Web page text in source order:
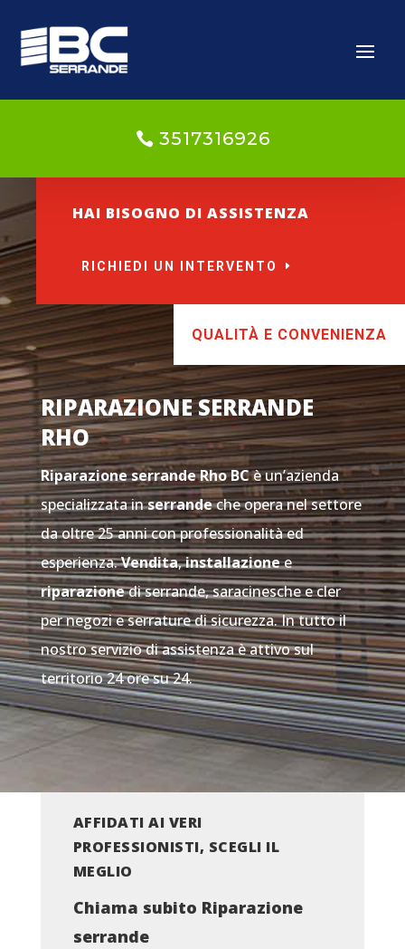
3517316926
HAI BISOGNO DI ASSISTENZA
RICHIEDI UN INTERVENTO
QUALITÀ E CONVENIENZA
RIPARAZIONE SERRANDE
RHO
Riparazione serrande RhoBCè un’azienda
specializzata inserrandeche opera nel settore
da oltre 25 anni con professionalità ed
esperienza.Vendita,installazionee
riparazionedi serrande, saracinesche e cler
per negozi e serrature di sicurezza. In tutto il
nostro servizio di assistenza è attivo sul
territorio 24 ore su 24.
AFFIDATI AI VERI
PROFESSIONISTI, SCEGLI IL
MEGLIO
Chiama subito Riparazione
serrande